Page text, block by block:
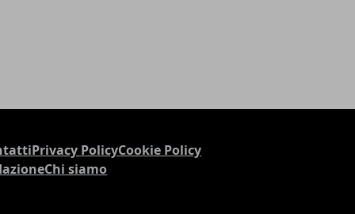
Privacy PolicyCookie Policy
Chi siamo